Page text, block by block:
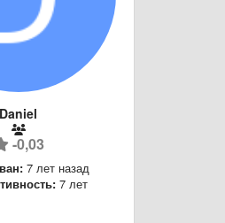
Daniel
-0,03
7 лет назад
7 лет